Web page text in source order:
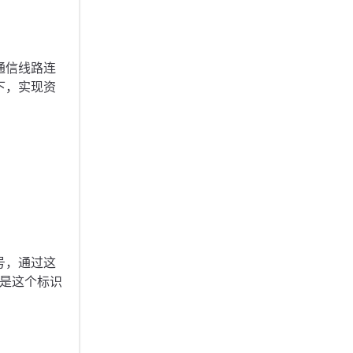
信线路连
，实现资
，通过这
这个标识